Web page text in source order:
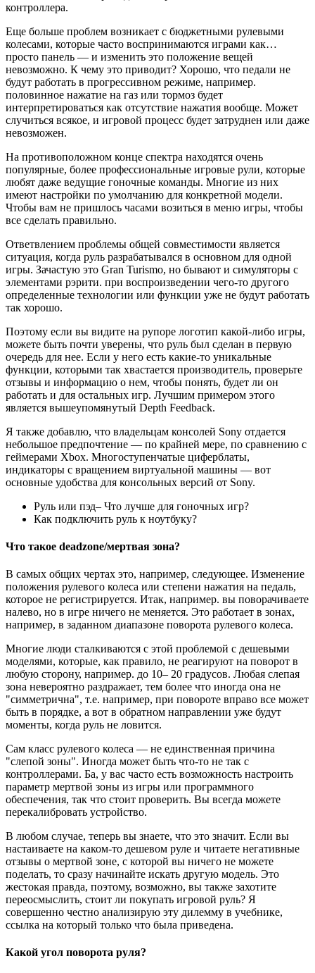
контроллера.
Еще больше проблем возникает с бюджетными рулевыми
колесами, которые часто воспринимаются играми как…
просто панель — и изменить это положение вещей
невозможно. К чему это приводит? Хорошо, что педали не
будут работать в прогрессивном режиме, например.
половинное нажатие на газ или тормоз будет
интерпретироваться как отсутствие нажатия вообще. Может
случиться всякое, и игровой процесс будет затруднен или даже
невозможен.
На противоположном конце спектра находятся очень
популярные, более профессиональные игровые рули, которые
любят даже ведущие гоночные команды. Многие из них
имеют настройки по умолчанию для конкретной модели.
Чтобы вам не пришлось часами возиться в меню игры, чтобы
все сделать правильно.
Ответвлением проблемы общей совместимости является
ситуация, когда руль разрабатывался в основном для одной
игры. Зачастую это Gran Turismo, но бывают и симуляторы с
элементами рэрити. при воспроизведении чего-то другого
определенные технологии или функции уже не будут работать
так хорошо.
Поэтому если вы видите на рупоре логотип какой-либо игры,
можете быть почти уверены, что руль был сделан в первую
очередь для нее. Если у него есть какие-то уникальные
функции, которыми так хвастается производитель, проверьте
отзывы и информацию о нем, чтобы понять, будет ли он
работать и для остальных игр. Лучшим примером этого
является вышеупомянутый Depth Feedback.
Я также добавлю, что владельцам консолей Sony отдается
небольшое предпочтение — по крайней мере, по сравнению с
геймерами Xbox. Многоступенчатые циферблаты,
индикаторы с вращением виртуальной машины — вот
основные удобства для консольных версий от Sony.
Руль или пэд– Что лучше для гоночных игр?
Как подключить руль к ноутбуку?
Что такое deadzone/мертвая зона?
В самых общих чертах это, например, следующее. Изменение
положения рулевого колеса или степени нажатия на педаль,
которое не регистрируется. Итак, например. вы поворачиваете
налево, но в игре ничего не меняется. Это работает в зонах,
например, в заданном диапазоне поворота рулевого колеса.
Многие люди сталкиваются с этой проблемой с дешевыми
моделями, которые, как правило, не реагируют на поворот в
любую сторону, например. до 10– 20 градусов. Любая слепая
зона невероятно раздражает, тем более что иногда она не
"симметрична", т.е. например, при повороте вправо все может
быть в порядке, а вот в обратном направлении уже будут
моменты, когда руль не ловится.
Сам класс рулевого колеса — не единственная причина
"слепой зоны". Иногда может быть что-то не так с
контроллерами. Ба, у вас часто есть возможность настроить
параметр мертвой зоны из игры или программного
обеспечения, так что стоит проверить. Вы всегда можете
перекалибровать устройство.
В любом случае, теперь вы знаете, что это значит. Если вы
настаиваете на каком-то дешевом руле и читаете негативные
отзывы о мертвой зоне, с которой вы ничего не можете
поделать, то сразу начинайте искать другую модель. Это
жестокая правда, поэтому, возможно, вы также захотите
переосмыслить, стоит ли покупать игровой руль? Я
совершенно честно анализирую эту дилемму в учебнике,
ссылка на который только что была приведена.
Какой угол поворота руля?